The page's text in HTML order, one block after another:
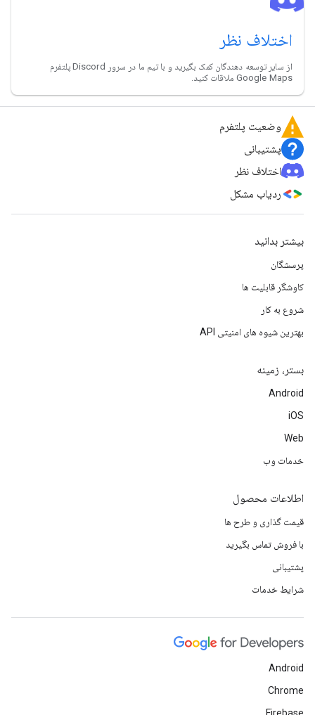
اختلاف نظر
از سایر توسعه دهندگان کمک بگیرید و با تیم ما در سرور Discord پلتفرم
Google Maps ملاقات کنید.
وضعیت پلتفرم
پشتیبانی
اختلاف نظر
ردیاب مشکل
بیشتر بدانید
پرسشگان
کاوشگر قابلیت ها
شروع به کار
بهترین شیوه های امنیتی API
بستر، زمینه
Android
iOS
Web
خدمات وب
اطلاعات محصول
قیمت گذاری و طرح ها
با فروش تماس بگیرید
پشتیبانی
شرایط خدمات
Android
Chrome